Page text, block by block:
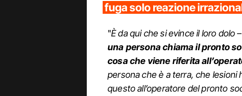
fuga solo reazione
"È da qui che si evince il loro dolo
una persona chiama il pronto
cosa che viene riferita
persona che è a terra, che
questo all’operatore del pronto